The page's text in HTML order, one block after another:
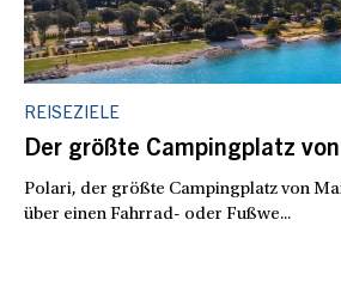
REISEZIELE
Der größte Campingplatz
Polari, der größte Campingplatz von
über einen Fahrrad- oder Fußwe...